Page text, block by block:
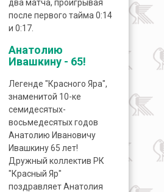
два матча, проигрывая
после первого тайма 0:14
и 0:17.
Анатолию
Ивашкину - 65!
Легенде "Красного Яра",
знаменитой 10-ке
семидесятых-
восьмедесятых годов
Анатолию Ивановичу
Ивашкину 65 лет!
Дружный коллектив РК
"Красный Яр"
поздравляет Анатолия